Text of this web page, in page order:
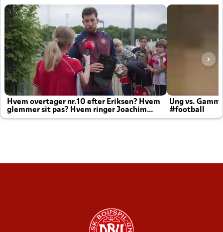
Hvem overtager nr.10 efter Eriksen? Hvem
glemmer sit pas? Hvem ringer Joachim
altid til efter kampe?
Ung vs.
#football